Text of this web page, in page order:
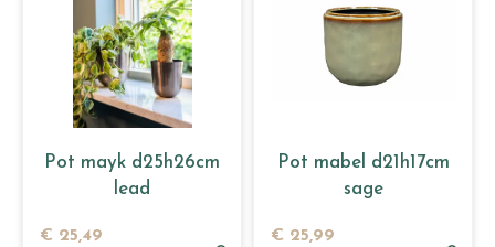
Pot mayk d25h26cm
lead
€ 25,49
Pot mabel d21h17cm
sage
€ 25,99